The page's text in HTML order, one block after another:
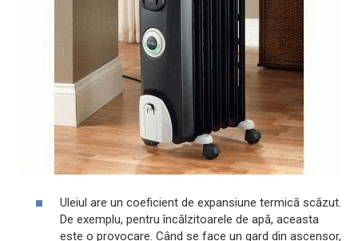
Uleiul are un coeficient de expansiune termică scăzut.
De exemplu, pentru încălzitoarele de apă, aceasta
este o provocare. Când se face un gard din ascensor,